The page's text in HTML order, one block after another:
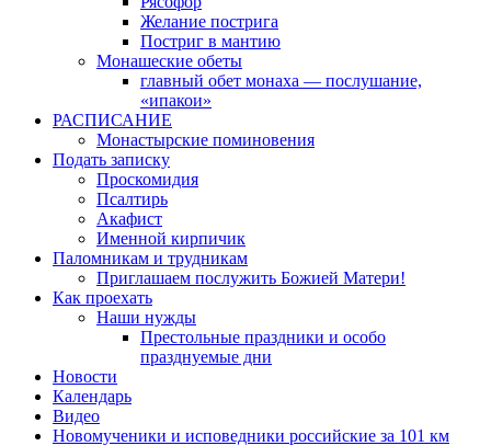
Желание пострига
Постриг в мантию
Монашеские обеты
главный обет монаха — послушание,
«ипакои»
РАСПИСАНИЕ
Монастырские поминовения
Подать записку
Проскомидия
Псалтирь
Акафист
Именной кирпичик
Паломникам и трудникам
Приглашаем послужить Божией Матери!
Как проехать
Наши нужды
Престольные праздники и особо
празднуемые дни
Новости
Календарь
Видео
Новомученики и исповедники российские за 101 км